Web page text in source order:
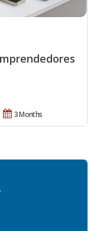
3 Months